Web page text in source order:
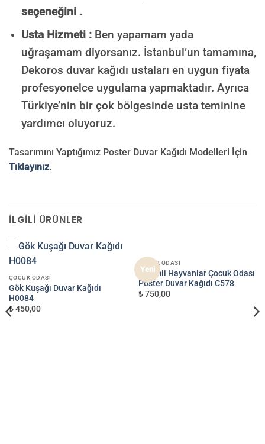
seçeneğini .
Usta Hizmeti :Ben yapamam yada
uğraşamam diyorsanız. İstanbul’un tamamına,
Dekoros duvar kağıdı ustaları en uygun fiyata
profesyonelce uygulama yapmaktadır. Ayrıca
Türkiye’nin bir çok bölgesinde usta teminine
yardımcı oluyoruz.
Tasarımını Yaptığımız Poster Duvar Kağıdı Modelleri İçin
Tıklayınız.
İLGILI ÜRÜNLER
ÇOCUK ODASI
Gök Kuşağı Duvar Kağıdı
H0084
₺ 450,00
Yeni
ÇOCUK ODASI
Sevimli Hayvanlar Çocuk Odası
Poster Duvar Kağıdı C578
₺ 750,00